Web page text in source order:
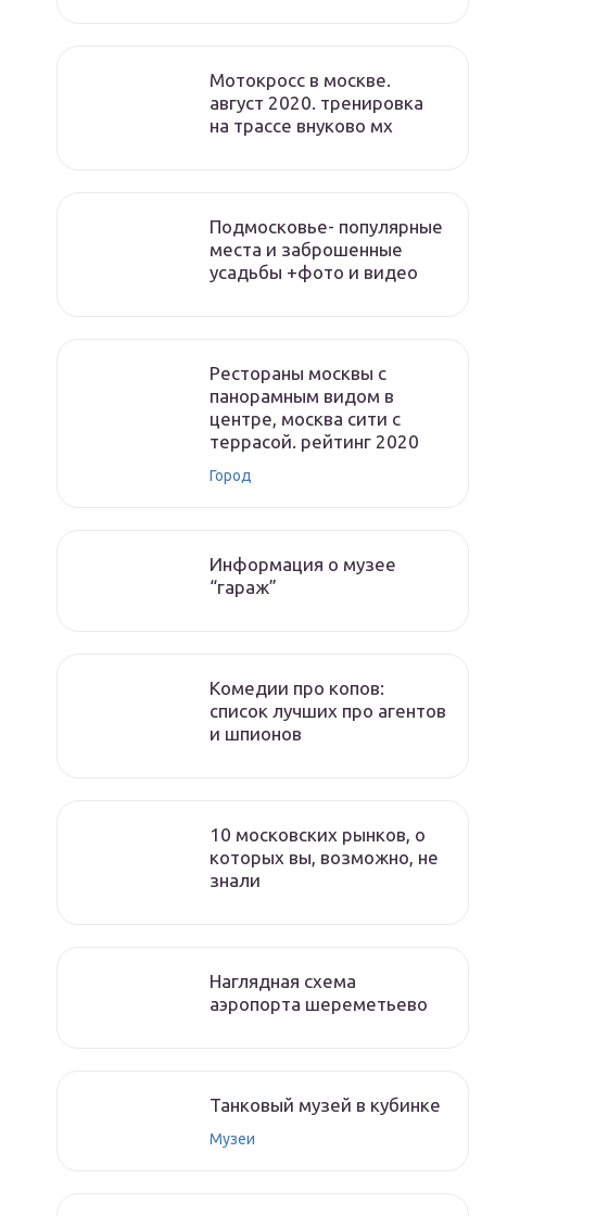
Мотокросс в москве.
август 2020. тренировка
на трассе внуково мх
Подмосковье- популярные
места и заброшенные
усадьбы +фото и видео
Рестораны москвы с
панорамным видом в
центре, москва сити с
террасой. рейтинг 2020
Город
Информация о музее
“гараж”
Комедии про копов:
список лучших про агентов
и шпионов
10 московских рынков, о
которых вы, возможно, не
знали
Наглядная схема
аэропорта шереметьево
Танковый музей в кубинке
Музеи